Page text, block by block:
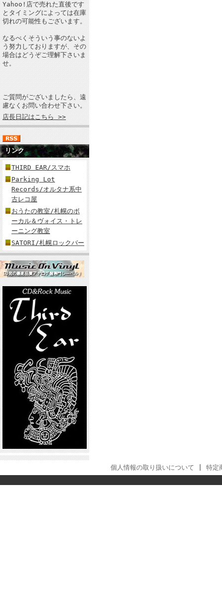
Yahoo!店で売れた直後です
とタイミングによっては在庫
切れの可能性もございます。
なるべくそういう事のないよ
う努力しておりますが、その
場合はどうぞご理解下さいま
せ。
ご質問がございましたら、遠
慮なくお問い合わせ下さい。
店長日記はこちら >>
リンク
THIRD EAR/スマホ
Parking Lot
Records/オルタナ系中
古レコ屋
おうたの教室/札幌のボ
ーカル＆ヴォイス・トレ
ーニング教室
SATORI/札幌ロックバー
個人情報の取り扱いについて 特定